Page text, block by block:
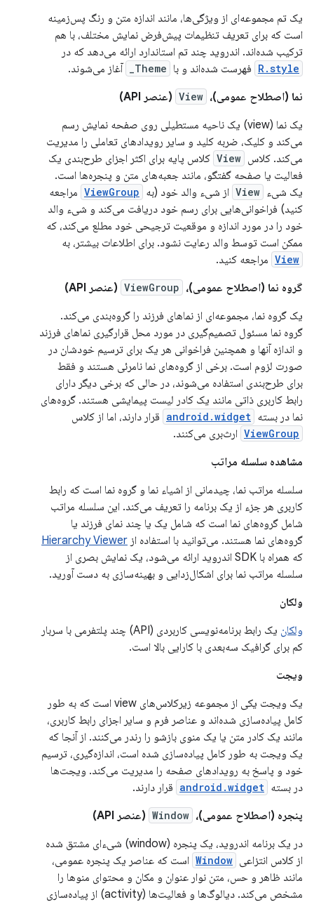
یک تم مجموعه‌ای از ویژگی‌ها، مانند اندازه متن و رنگ پس‌زمینه
است که برای تعریف تنظیمات پیش‌فرض نمایش مختلف، با هم
ترکیب شده‌اند. اندروید چند تم استاندارد ارائه می‌دهد که در
R.style فهرست شده‌اند و با Theme_
آغاز می‌شوند.
نما (اصطلاح عمومی)، View (عنصر API)
یک نما (view) یک ناحیه مستطیلی روی صفحه نمایش رسم
می‌کند و کلیک، ضربه کلید و سایر رویدادهای تعاملی را مدیریت
می‌کند. کلاس View کلاس پایه برای اکثر اجزای طرح‌بندی یک
فعالیت یا صفحه گفتگو، مانند جعبه‌های متن و پنجره‌ها است.
یک شیء View از شیء والد خود (به ViewGroup مراجعه
کنید) فراخوانی‌هایی برای رسم خود دریافت می‌کند و شیء والد
خود را در مورد اندازه و موقعیت ترجیحی خود مطلع می‌کند، که
ممکن است توسط والد رعایت نشود. برای اطلاعات بیشتر، به
View مراجعه کنید.
گروه نما (اصطلاح عمومی)، ViewGroup (عنصر API)
یک گروه نما، مجموعه‌ای از نماهای فرزند را گروه‌بندی می‌کند.
گروه نما مسئول تصمیم‌گیری در مورد محل قرارگیری نماهای فرزند
و اندازه آنها و همچنین فراخوانی هر یک برای ترسیم خودشان در
صورت لزوم است. برخی از گروه‌های نما نامرئی هستند و فقط
برای طرح‌بندی استفاده می‌شوند، در حالی که برخی دیگر دارای
رابط کاربری ذاتی مانند یک کادر لیست پیمایشی هستند. گروه‌های
نما در بسته android.widget قرار دارند، اما از کلاس
ViewGroup ارث‌بری می‌کنند.
مشاهده سلسله مراتب
سلسله مراتب نما، چیدمانی از اشیاء نما و گروه نما است که رابط
کاربری هر جزء از یک برنامه را تعریف می‌کند. این سلسله مراتب
شامل گروه‌های نما است که شامل یک یا چند نمای فرزند یا
گروه‌های نما هستند. می‌توانید با استفاده از Hierarchy Viewer
که همراه با SDK اندروید ارائه می‌شود، یک نمایش بصری از
سلسله مراتب نما برای اشکال‌زدایی و بهینه‌سازی به دست آورید.
ولکان
ولکان
یک رابط برنامه‌نویسی کاربردی (API) چند پلتفرمی با سربار
کم برای گرافیک سه‌بعدی با کارایی بالا است.
ویجت
یک ویجت یکی از مجموعه زیرکلاس‌های view است که به طور
کامل پیاده‌سازی شده‌اند و عناصر فرم و سایر اجزای رابط کاربری،
مانند یک کادر متن یا یک منوی بازشو را رندر می‌کنند. از آنجا که
یک ویجت به طور کامل پیاده‌سازی شده است، اندازه‌گیری، ترسیم
خود و پاسخ به رویدادهای صفحه را مدیریت می‌کند. ویجت‌ها
در بسته android.widget قرار دارند.
پنجره (اصطلاح عمومی)، Window (عنصر API)
در یک برنامه اندروید، یک پنجره (window) شیء‌ای مشتق شده
از کلاس انتزاعی Window است که عناصر یک پنجره عمومی،
مانند ظاهر و حس، متن نوار عنوان و مکان و محتوای منوها را
مشخص می‌کند. دیالوگ‌ها و فعالیت‌ها (activity) از پیاده‌سازی